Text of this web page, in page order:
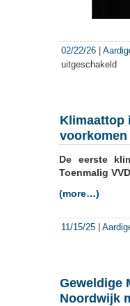
02/22/26
uitgeschakeldvoor
Klimaattop
voorkomen
De eerste
Toenmalig
(more…)
11/15/25
Geweldige
Noordwijk